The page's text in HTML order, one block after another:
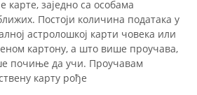
карте, заједно са особама
Постоји количина података у
астролошкој карти човека или
картону, а што више проучава,
почиње да учи. Проучавам
карту рође